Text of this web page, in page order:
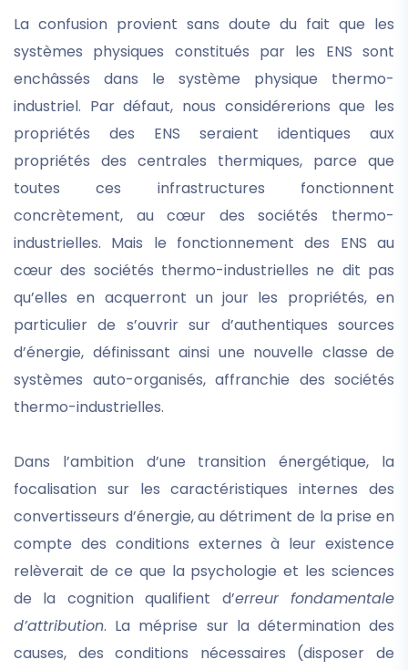
La confusion provient sans doute du fait que les
systèmes physiques constitués par les ENS sont
enchâssés dans le système physique thermo-
industriel. Par défaut, nous considérerions que les
propriétés des ENS seraient identiques aux
propriétés des centrales thermiques, parce que
toutes ces infrastructures fonctionnent
concrètement, au cœur des sociétés thermo-
industrielles. Mais le fonctionnement des ENS au
cœur des sociétés thermo-industrielles ne dit pas
qu’elles en acquerront un jour les propriétés, en
particulier de s’ouvrir sur d’authentiques sources
d’énergie, définissant ainsi une nouvelle classe de
systèmes auto-organisés, affranchie des sociétés
thermo-industrielles.
Dans l’ambition d’une transition énergétique, la
focalisation sur les caractéristiques internes des
convertisseurs d’énergie, au détriment de la prise en
compte des conditions externes à leur existence
relèverait de ce que la psychologie et les sciences
de la cognition qualifient d’erreur fondamentale
d’attribution. La méprise sur la détermination des
causes, des conditions nécessaires (disposer de